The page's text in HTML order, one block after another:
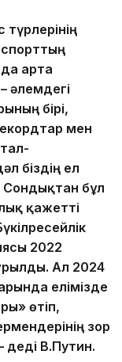
арта
әлемдегі
бірі,
мен
біздің ел
бұл
қажетті
2022
Ал 2024
елімізде
өтіп,
зор
В.Путин.